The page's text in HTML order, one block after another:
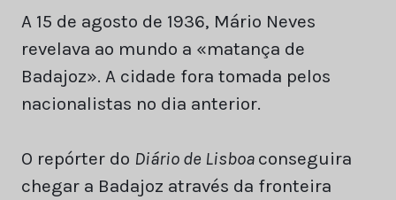
A 15 de agosto de 1936, Mário Neves
revelava ao mundo a «matança de
Badajoz». A cidade fora tomada pelos
nacionalistas no dia anterior.
O repórter do Diário de Lisboa conseguira
chegar a Badajoz através da fronteira